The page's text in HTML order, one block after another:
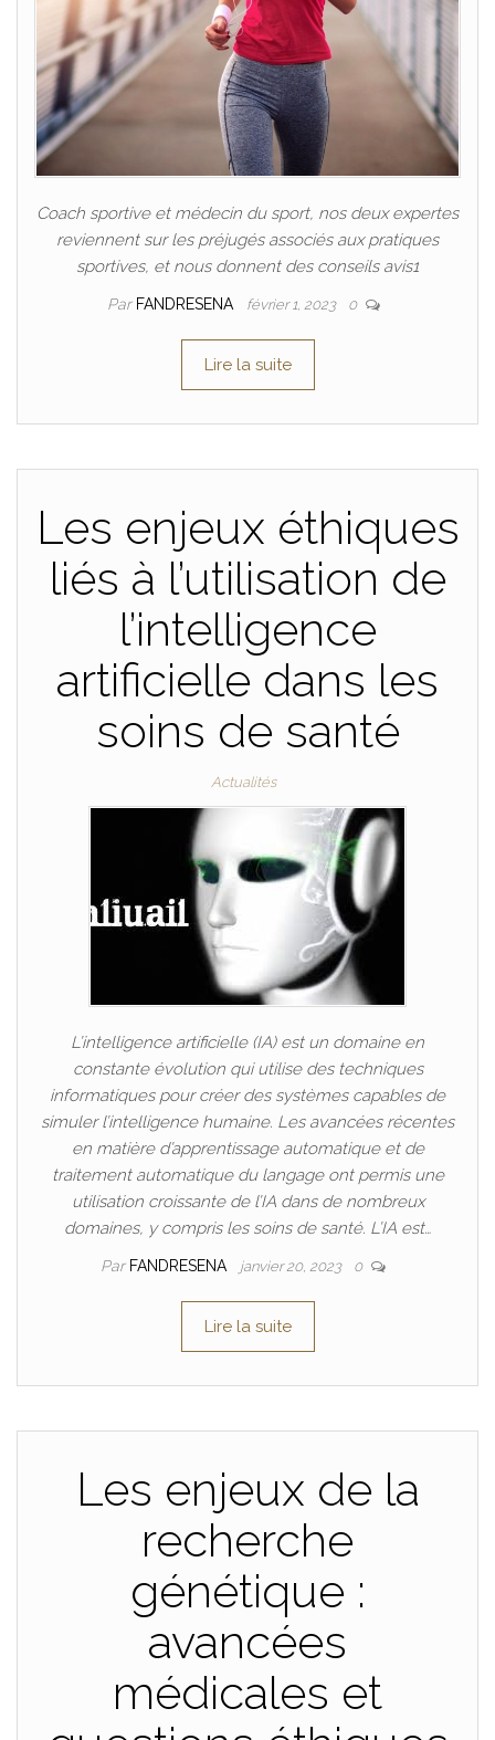
Coach sportive et médecin du sport, nos deux expertes
reviennent sur les préjugés associés aux pratiques
sportives, et nous donnent des conseils avis1
Par FANDRESENA février 1, 2023 0
Lire la suite
Les enjeux éthiques
liés à l’utilisation de
l’intelligence
artificielle dans les
soins de santé
Actualités
L’intelligence artificielle (IA) est un domaine en
constante évolution qui utilise des techniques
informatiques pour créer des systèmes capables de
simuler l’intelligence humaine. Les avancées récentes
en matière d’apprentissage automatique et de
traitement automatique du langage ont permis une
utilisation croissante de l’IA dans de nombreux
domaines, y compris les soins de santé. L’IA est…
Par FANDRESENA janvier 20, 2023 0
Lire la suite
Les enjeux de la
recherche
génétique :
avancées
médicales et